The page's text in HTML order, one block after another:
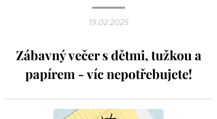
19.02.2025
Zábavný večer s dětmi, tužkou a
papírem - víc nepotřebujete!